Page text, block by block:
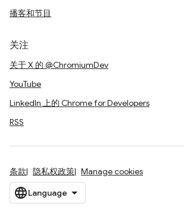
播客和节目
关注
关于 X 的 @ChromiumDev
YouTube
LinkedIn 上的 Chrome for Developers
RSS
条款 隐私权政策 Manage cookies